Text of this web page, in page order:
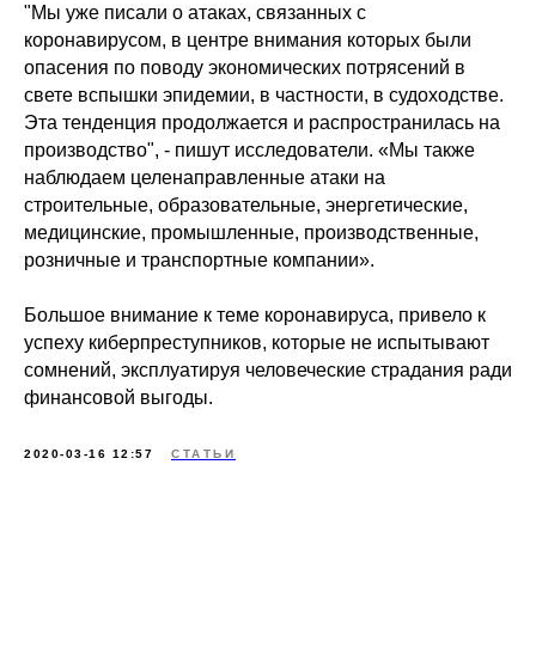
"Мы уже писали о атаках, связанных с
коронавирусом, в центре внимания которых были
опасения по поводу экономических потрясений в
свете вспышки эпидемии, в частности, в судоходстве.
Эта тенденция продолжается и распространилась на
производство", - пишут исследователи. «Мы также
наблюдаем целенаправленные атаки на
строительные, образовательные, энергетические,
медицинские, промышленные, производственные,
розничные и транспортные компании».
Большое внимание к теме коронавируса, привело к
успеху киберпреступников, которые не испытывают
сомнений, эксплуатируя человеческие страдания ради
финансовой выгоды.
2020-03-16 12:57 СТАТЬИ